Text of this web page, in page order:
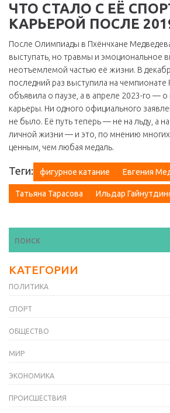
ЧТО СТАЛО С ЕЁ
КАРЬЕРОЙ ПОСЛЕ
После Олимпиады в Пхёнчхане
выступать, но травмы и эмоциональное
неотъемлемой частью её жизни. В
последний раз выступила на чемпионате
объявила о паузе, а в апреле 2023-го —
карьеры. Ни одного официального
не было. Её путь теперь — не на льду, а
личной жизни — и это, по мнению
ценным, чем любая медаль.
Теги: фигурное катание Евгения
Татьяна Тарасова Ильдар
КАТЕГОРИИ
ПОЛИТИКА
СПОРТ
ОБЩЕСТВО
МИР
ЭКОНОМИКА
ПРОИСШЕСТВИЯ